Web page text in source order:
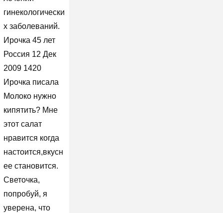
гинекологически
х заболеваний.
Ирочка 45 лет
Россия 12 Дек
2009 1420
Ирочка писала
Молоко нужно
кипятить? Мне
этот салат
нравится когда
настоится,вкусн
ее становится.
Светочка,
попробуй, я
уверена, что